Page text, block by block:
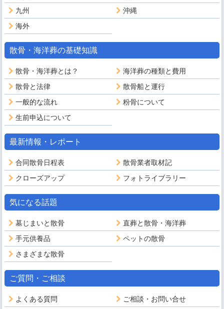
九州
沖縄
海外
散骨・海洋葬の基礎知識
散骨・海洋葬とは？
海洋葬の種類と費用
散骨と法律
散骨船と運行
一般的な流れ
粉骨について
生前申込について
最新情報・レポート
合同散骨日程表
散骨業者取材記
クローズアップ
フォトライブラリー
気になる話題
墓じまいと散骨
直葬と散骨・海洋葬
手元供養品
ペットの散骨
さまざまな散骨
ご質問・ご相談
よくある質問 ご相談・お問い合せ